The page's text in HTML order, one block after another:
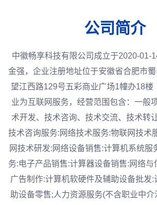
公司简介
中徽畅享科技有限公司成立于2020-01-
金强，企业注册地址位于安徽省合肥市
望江西路129号五彩商业广场1幢办18楼
业为互联网服务，经营范围包含：一般
术开发、技术咨询、技术交流、技术转
技术咨询服务:网络技术服务:物联网技术
网技术研发:网络设备销售:计算机系统服
务:电子产品销售:计算器设备销售:网络与
广告制作:计算机软硬件及辅助设备批发
助设备零售;人力资源服务(不含职业中